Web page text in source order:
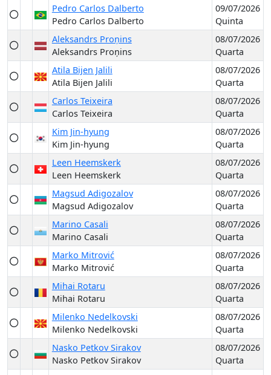
Pedro Carlos Dalberto
Pedro Carlos Dalberto
09/07/2026
Quinta
Aleksandrs Proņins
Aleksandrs Proņins
08/07/2026
Quarta
Atila Bijen Jalili
Atila Bijen Jalili
08/07/2026
Quarta
Carlos Teixeira
Carlos Teixeira
08/07/2026
Quarta
Kim Jin-hyung
Kim Jin-hyung
08/07/2026
Quarta
Leen Heemskerk
Leen Heemskerk
08/07/2026
Quarta
Magsud Adigozalov
Magsud Adigozalov
08/07/2026
Quarta
Marino Casali
Marino Casali
08/07/2026
Quarta
Marko Mitrović
Marko Mitrović
08/07/2026
Quarta
Mihai Rotaru
Mihai Rotaru
08/07/2026
Quarta
Milenko Nedelkovski
Milenko Nedelkovski
08/07/2026
Quarta
Nasko Petkov Sirakov
Nasko Petkov Sirakov
08/07/2026
Quarta